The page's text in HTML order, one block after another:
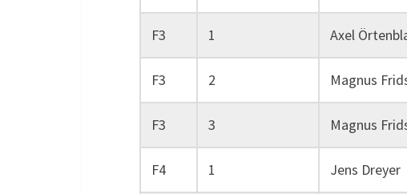
F3 1 Axel
F3 2 Magnus
F3 3 Magnus
F4 1 Jens Dreyer